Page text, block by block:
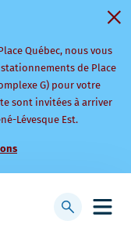
Québec, nous vous
de Place
G) pour votre
sont invitées à arriver
Lévesque Est.
Afficher